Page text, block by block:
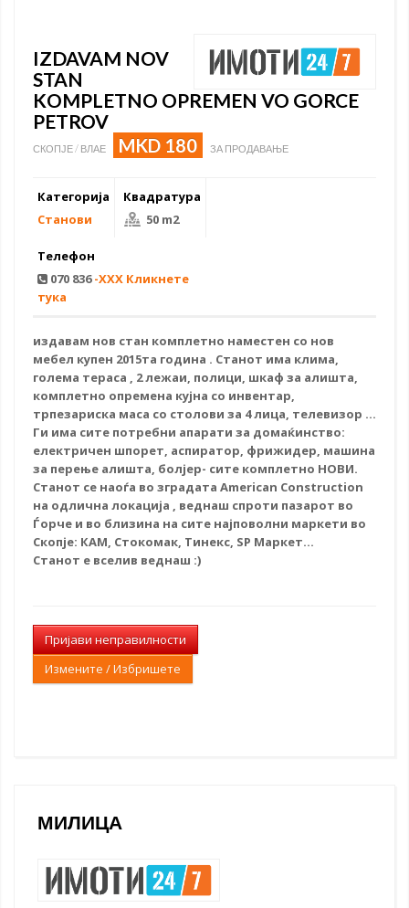
IZDAVAM NOV
STAN
KOMPLETNO OPREMEN VO GORCE
PETROV
СКОПЈЕ / ВЛАЕ MKD 180 ЗА ПРОДАВАЊЕ
Категорија
Станови
Квадратура
50 m2
Телефон
070 836-XXX Кликнете
тука
издавам нов стан комплетно наместен со нов
мебел купен 2015та година . Станот има клима,
голема тераса , 2 лежаи, полици, шкаф за алишта,
комплетно опремена кујна со инвентар,
трпезариска маса со столови за 4 лица, телевизор ...
Ги има сите потребни апарати за домаќинство:
електричен шпорет, аспиратор, фрижидер, машина
за перење алишта, болјер- сите комплетно НОВИ.
Станот се наоѓа во зградата American Construction
на одлична локација , веднаш спроти пазарот во
Ѓорче и во близина на сите најповолни маркети во
Скопје: КАМ, Стокомак, Тинекс, SP Mаркет...
Станот е вселив веднаш :)
Пријави неправилности
Измените / Избришете
МИЛИЦА